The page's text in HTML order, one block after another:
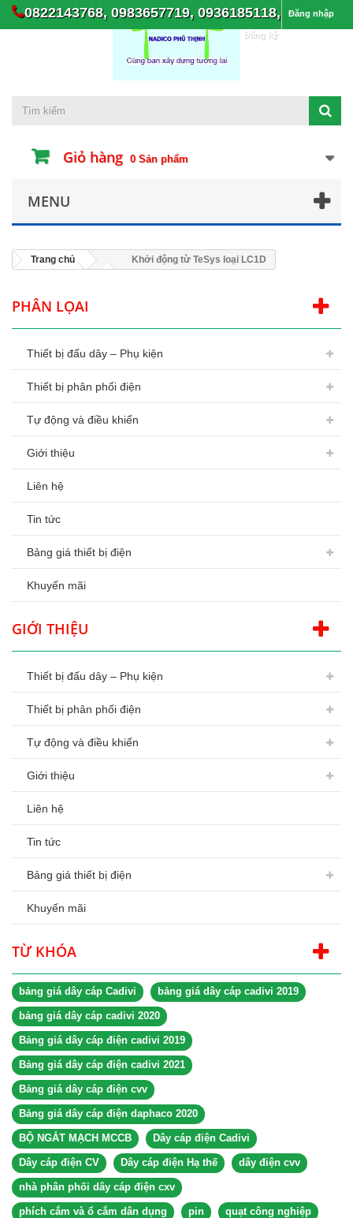
0822143768, 0983657719, 0936185118, Đăng nhập
Đăng ký
Giỏ hàng 0 Sản phẩm
MENU
Trang chủ Khởi động từ TeSys loại LC1D
PHÂN LỌAI
Thiết bị đấu dây – Phụ kiện
Thiết bị phân phối điện
Tự động và điều khiển
Giới thiệu
Liên hệ
Tin tức
Bảng giá thiết bị điện
Khuyến mãi
GIỚI THIỆU
Thiết bị đấu dây – Phụ kiện
Thiết bị phân phối điện
Tự động và điều khiển
Giới thiệu
Liên hệ
Tin tức
Bảng giá thiết bị điện
Khuyến mãi
TỪ KHÓA
bảng giá dây cáp Cadivi bảng giá dây cáp cadivi 2019
bảng giá dây cáp cadivi 2020
Bảng giá dây cáp điện cadivi 2019
Bảng giá dây cáp điện cadivi 2021
Bảng giá dây cáp điện cvv
Bảng giá dây cáp điện daphaco 2020
BỘ NGẮT MẠCH MCCB Dây cáp điện Cadivi
Dây cáp điện CV Dây cáp điện Hạ thế dây điện cvv
nhà phân phối dây cáp điện cxv
phích cắm và ổ cắm dân dụng pin quạt công nghiệp